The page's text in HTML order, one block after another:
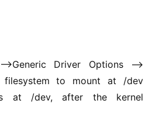
filesystem to mount at /dev
at /dev, after the kernel